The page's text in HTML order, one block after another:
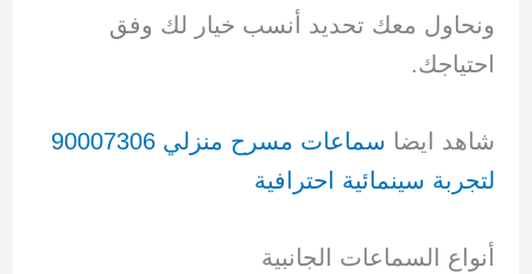
ونحاول معك تحديد أنسب خيار لك وفق
احتياجك.
شاهد ايضا
سماعات مسرح منزلي 90007306
لتجربة سينمائية احترافية
أنواع السماعات الجانبية